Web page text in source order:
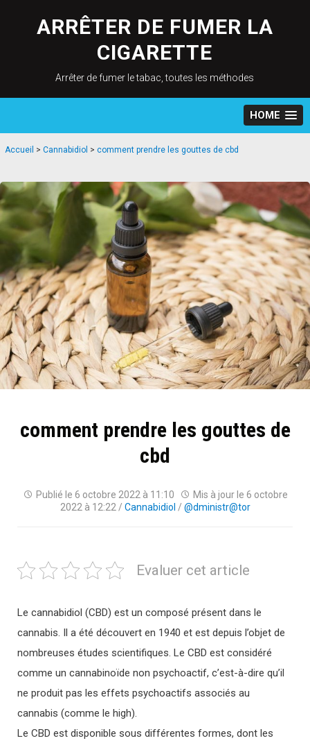
content
ARRÊTER DE FUMER LA
CIGARETTE
Arrêter de fumer le tabac, toutes les méthodes
HOME
Accueil > Cannabidiol > comment prendre les gouttes de cbd
comment prendre les gouttes de
cbd
Publié le 6 octobre 2022 à 11:10 Mis à jour le 6 octobre
2022 à 12:22 / Cannabidiol / @dministr@tor
Evaluer cet article
Le cannabidiol (CBD) est un composé présent dans le
cannabis. Il a été découvert en 1940 et est depuis l’objet de
nombreuses études scientifiques. Le CBD est considéré
comme un cannabinoïde non psychoactif, c’est-à-dire qu’il
ne produit pas les effets psychoactifs associés au
cannabis (comme le high).
Le CBD est disponible sous différentes formes, dont les